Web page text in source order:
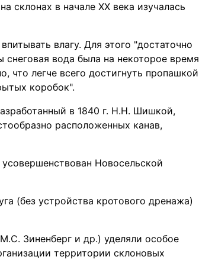
склонах в начале XX века изучалась
влагу. Для этого "достаточно
вода была на некоторое время
что легче всего достигнуть пропашкой
коробок".
в 1840 г. Н.Н. Шишкой,
расположенных канав,
Новосельской
(без устройства кротового дренажа)
Зиненберг и др.) уделяли особое
территории склоновых